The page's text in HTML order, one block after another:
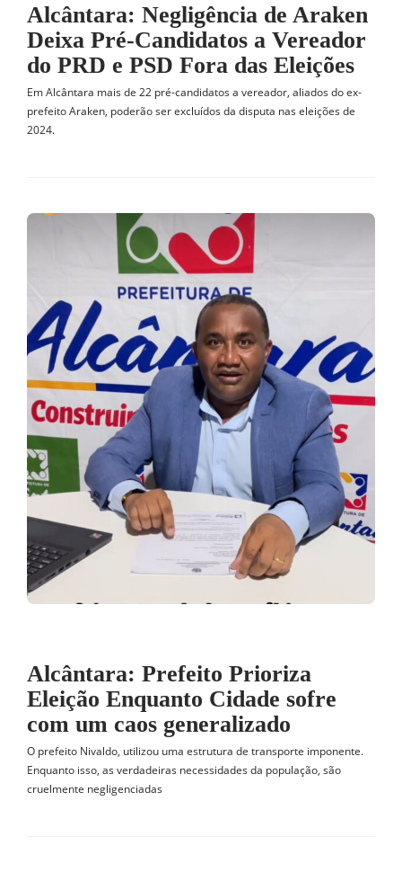
Alcântara: Negligência de Araken
Deixa Pré-Candidatos a Vereador
do PRD e PSD Fora das Eleições
Em Alcântara mais de 22 pré-candidatos a vereador, aliados do ex-
prefeito Araken, poderão ser excluídos da disputa nas eleições de
2024.
Alcântara: Prefeito Prioriza
Eleição Enquanto Cidade sofre
com um caos generalizado
O prefeito Nivaldo, utilizou uma estrutura de transporte imponente.
Enquanto isso, as verdadeiras necessidades da população, são
cruelmente negligenciadas